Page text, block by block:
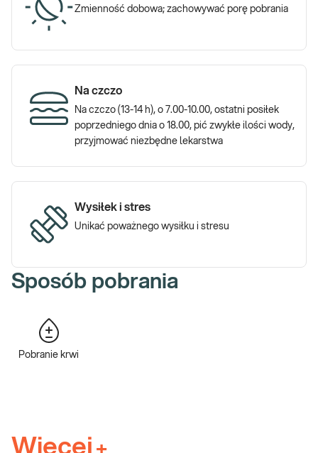
receptora GLP-1 lub GLP-1/ GIP. Do tej grupy leków należą
Ozempic, Wegovy, Rybelsus, Saxenda, Victoza, Trulicity,
· zwiększeniu wydzielania insuliny,
· zmniejszeniu wydzielania glukagonu,
· spowolnieniu opróżniania żołądka,
· nasileniu uczucia sytości.
Oczekiwanym efektem stosowania tych leków jest:
· redukcja masy ciała,
· poprawa parametrów metabolicznych.
Ze względu na ryzyko działań niepożądanych leków, obejmujących
m.in. zaburzenia funkcji trzustki, dobrą praktyką jest monitorowanie
uwzględnionych w pakiecie. Takie postępowanie pozwala ocenić
skuteczność i postępy leczenia oraz zwiększa bezpieczeństwo
terapii.
e-Pakiet badań kontrolnych przy leczeniu GLP-1 (semaglutyd) –
Zmienność dobowa; zachowywać porę pobrania
Na czczo
Na czczo (13-14 h), o 7.00-10.00, ostatni posiłek
poprzedniego dnia o 18.00, pić zwykłe ilości wody,
przyjmować niezbędne lekarstwa
Wysiłek i stres
Unikać poważnego wysiłku i stresu
Sposób pobrania
Pobranie krwi
Więcej